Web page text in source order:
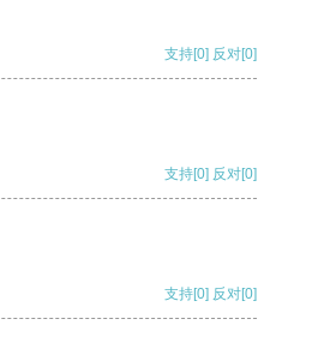
支持[0] 反对[0]
支持[0] 反对[0]
支持[0] 反对[0]